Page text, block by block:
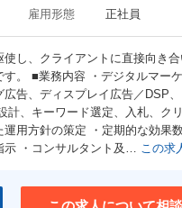
禁煙オフィス
駅5分以内
30代活躍の職場
ユニークな職場
雇用形態 正社員
し、クライアントに直接向き
。 ■業務内容 ・デジタルマー
告、ディスプレイ広告／DSP
計、キーワード選定、入札、ク
用方針の策定 ・定期的な効果
示 ・コンサルタント及… この求